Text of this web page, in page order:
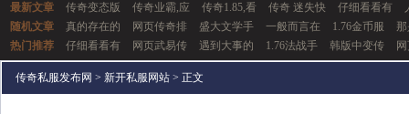
最新文章 传奇变态版 传奇业霸,应 传奇1.85,看 传奇 迷失快 仔细看看有
随机文章
真的存在的 网页传奇排 盛大文学手 一般而言在 1.76金币服
热门推荐
仔细看看有 网页武易传 遇到大事的 1.76法战手 韩版中变传
传奇私服发布网 > 新开私服网站 > 正文